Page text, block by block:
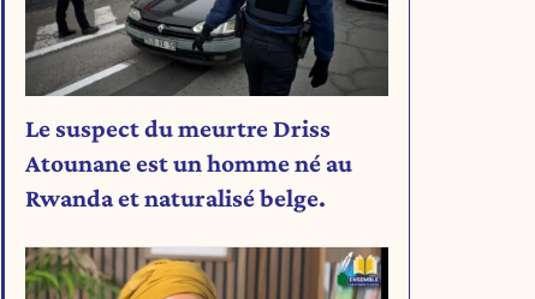
Le suspect du meurtre Driss
Atounane est un homme né au
Rwanda et naturalisé belge.